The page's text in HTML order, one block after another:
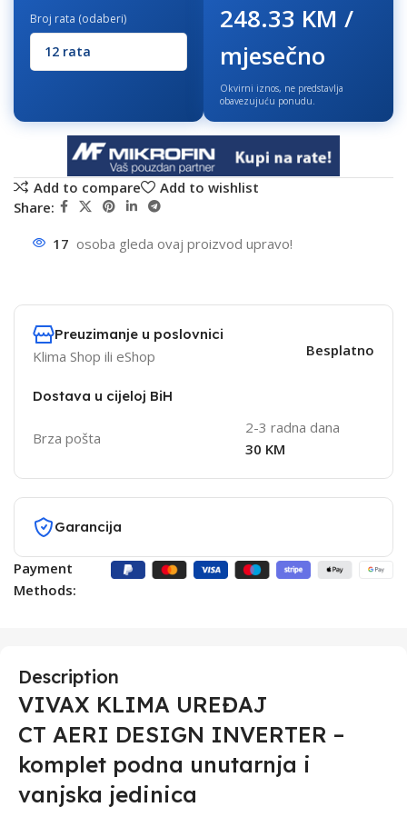
Broj rata (odaberi)
248.33 KM /
mjesečno
Okvirni iznos, ne predstavlja
obavezujuću ponudu.
Add to compare
Add to wishlist
Share:
17 osoba gleda ovaj proizvod upravo!
Preuzimanje u poslovnici
Klima Shop ili eShop Besplatno
Dostava u cijeloj BiH
Brza pošta
2-3 radna dana
30 KM
Garancija
Payment
Methods:
Description
VIVAX KLIMA UREĐAJ
CT AERI DESIGN INVERTER –
komplet podna unutarnja i
vanjska jedinica